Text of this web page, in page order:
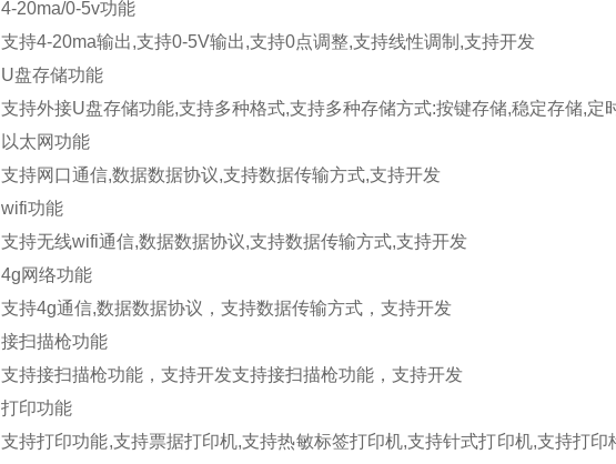
4-20ma/0-5v功能
支持4-20ma输出,支持0-5V输出,支持0点调整,支持线性调制 ,支持开发
U盘存储功能
支持外接U盘存储功能,支持多种格式,支持多种存储方式:按键存储,稳定存储,定
以太网功能
支持网口通信,数据数据协议,支持数据传输方式,支持开发
wifi功能
支持无线wifi通信,数据数据协议,支持数据传输方式,支持开发
4g网络功能
支持4g通信,数据数据协议，支持数据传输方式，支持开发
接扫描枪功能
支持接扫描枪功能，支持开发支持接扫描枪功能，支持开发
打印功能
支持打印功能,支持票据打印机,支持热敏标签打印机,支持针式打印机,支持打印